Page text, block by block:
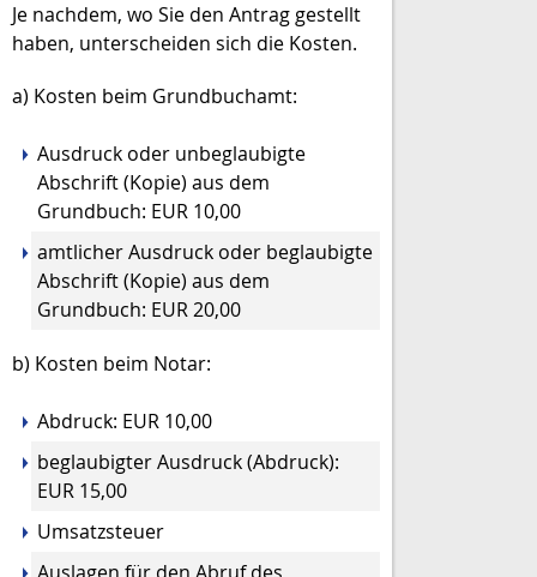
Je nachdem, wo Sie den Antrag gestellt
haben, unterscheiden sich die Kosten.
a) Kosten beim Grundbuchamt:
Ausdruck oder unbeglaubigte
Abschrift (Kopie) aus dem
Grundbuch: EUR 10,00
amtlicher Ausdruck oder beglaubigte
Abschrift (Kopie) aus dem
Grundbuch: EUR 20,00
b) Kosten beim Notar:
Abdruck: EUR 10,00
beglaubigter Ausdruck (Abdruck):
EUR 15,00
Umsatzsteuer